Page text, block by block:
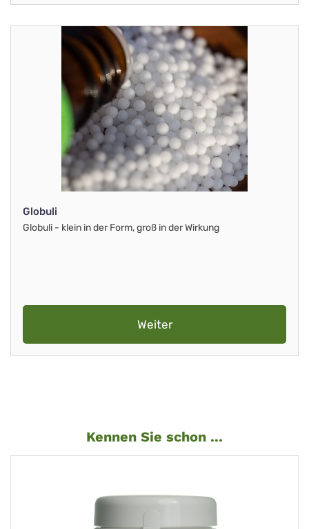
Globuli
Globuli - klein in der Form, groß in der Wirkung
Weiter
Kennen Sie schon ...